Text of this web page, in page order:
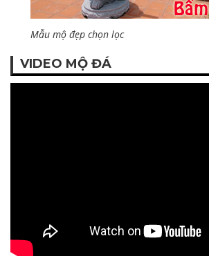
Mẫu mộ đẹp chọn lọc
VIDEO MỘ ĐÁ